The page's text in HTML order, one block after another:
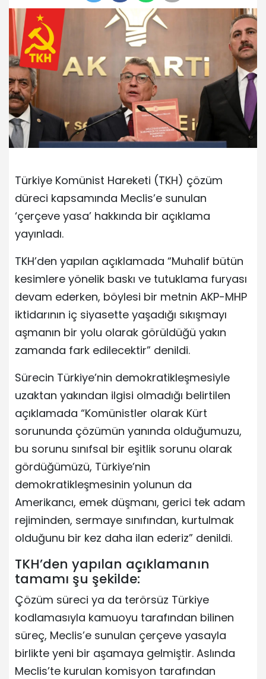
Türkiye Komünist Hareketi (TKH) çözüm
düreci kapsamında Meclis’e sunulan
‘çerçeve yasa’ hakkında bir açıklama
yayınladı.
TKH’den yapılan açıklamada “Muhalif bütün
kesimlere yönelik baskı ve tutuklama furyası
devam ederken, böylesi bir metnin AKP-MHP
iktidarının iç siyasette yaşadığı sıkışmayı
aşmanın bir yolu olarak görüldüğü yakın
zamanda fark edilecektir” denildi.
Sürecin Türkiye’nin demokratikleşmesiyle
uzaktan yakından ilgisi olmadığı belirtilen
açıklamada “Komünistler olarak Kürt
sorununda çözümün yanında olduğumuzu,
bu sorunu sınıfsal bir eşitlik sorunu olarak
gördüğümüzü, Türkiye’nin
demokratikleşmesinin yolunun da
Amerikancı, emek düşmanı, gerici tek adam
rejiminden, sermaye sınıfından, kurtulmak
olduğunu bir kez daha ilan ederiz” denildi.
TKH’den yapılan açıklamanın
tamamı şu şekilde:
Çözüm süreci ya da terörsüz Türkiye
kodlamasıyla kamuoyu tarafından bilinen
süreç, Meclis’e sunulan çerçeve yasayla
birlikte yeni bir aşamaya gelmiştir. Aslında
Meclis’te kurulan komisyon tarafından